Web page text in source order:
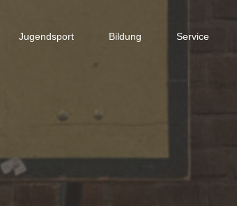
Jugendsport Bildung Service